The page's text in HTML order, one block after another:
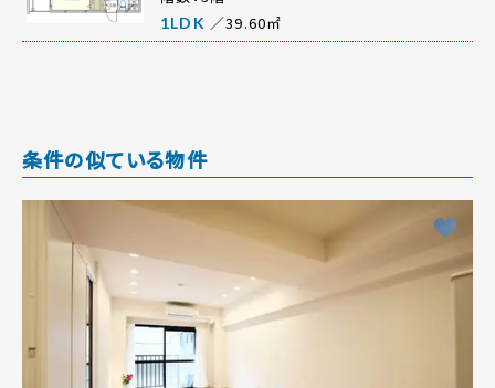
1LDK ／39.60㎡
条件の似ている物件